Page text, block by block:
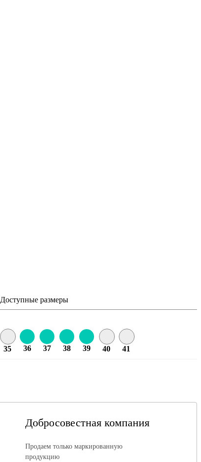
Доступные размеры
35 36 37 38 39 40 41
Добросовестная компания
Продаем только маркированную
продукцию